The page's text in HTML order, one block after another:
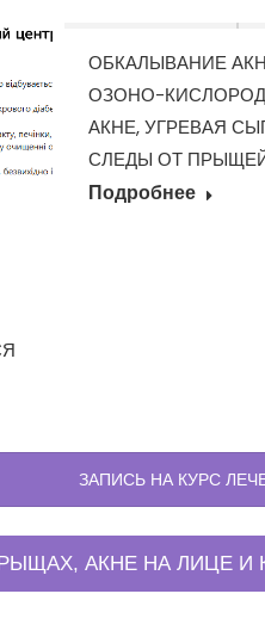
ОБКАЛЫВАНИЕ
ОЗОНО-
АКНЕ, УГРЕВАЯ
СЛЕДЫ ОТ
Подробнее
ЗАПИСЬ НА КУРС
АКНЕ НА ЛИЦЕ И